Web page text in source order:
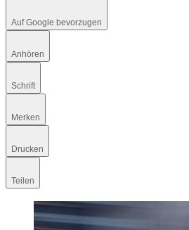
Auf Google bevorzugen
Anhören
Schrift
Merken
Drucken
Teilen